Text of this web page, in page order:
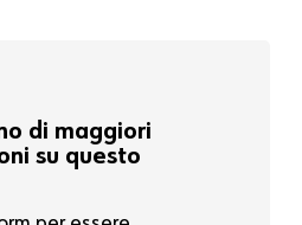
di maggiori
su questo